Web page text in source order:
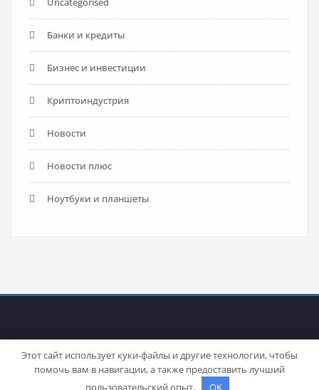
Банки и кредиты
Бизнес и инвестиции
Криптоиндустрия
Новости
Новости плюс
Ноутбуки и планшеты
WordPress | Theme: Stacyby SpiceThemes
Этот сайт использует куки-файлы и другие технологии, чтобы
помочь вам в навигации, а также предоставить лучший
пользовательский опыт.
OK